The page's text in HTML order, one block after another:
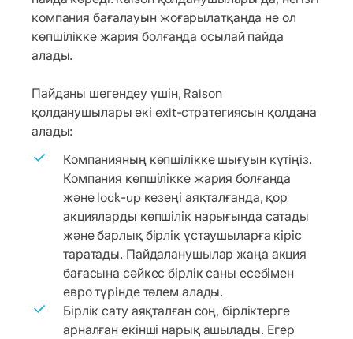
компания бағалауын жоғарылатқанда не ол
көпшілікке жария болғанда осылай пайда
алады.
Пайданы шегендеу үшін, Raison
қолданушылары екі exit-стратегиясын қолдана
алады:
Компанияның көпшілікке шығуын күтіңіз.
Компания көпшілікке жария болғанда
және lock-up кезеңі аяқталғанда, қор
акцияларды көпшілік нарығында сатады
және барлық бірлік ұстаушыларға кіріс
таратады. Пайдаланушылар жаңа акция
бағасына сәйкес бірлік саны есебімен
евро түрінде төлем алады.
Бірлік сату аяқталған соң, бірліктерге
арналған екінші нарық ашылады. Егер